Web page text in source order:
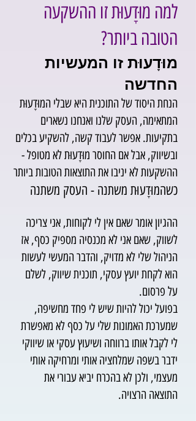
למה מוּדָעוּת זו ההשקעה
הטובה ביותר?
מוּדָעוּת זו המעשיות
החדשה
הנחת היסוד של התוכנית היא שבלי המוּדָעוּת
המתאימה, העסק שלנו ואנחנו נשארים
בתקיעות. אפשר לעבוד קשה, להשקיע בכלים
ובשיווק, אבל אם החוסר מוּדָעוּת לא מטופל -
ההשקעות לא יניבו את התוצאות הטובות ביותר
כשהמוּדָעוּת משתנה - העסק משתנה
ההגיון אומר שאם אין לי לקוחות, אני צריכה
לשווק, שאם אני לא מכנסיה מספיק כסף, אז
הניהול שלי לא מדויק, והדבר המעשי לעשות
הוא לקחת יועץ עסקי, תוכנית שיווק, לשלם
על פרסום.
בפועל יכול להיות שיש לי פחד מחשיפה,
שמערכת האמונות שלי על כסף לא מאפשרת
לי לקבל אותו ברווחה ושיעוץ עסקי או שיווקי
ידבר בשפה שמלחציה אותי ומרחיקה אותי
מעצמי, ולכן לא בהכרח יביא עבורי את
התוצאה הרצויה.